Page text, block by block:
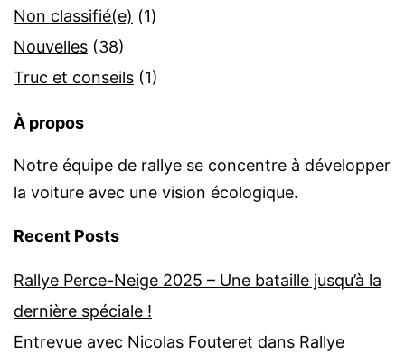
Non classifié(e) (1)
Nouvelles (38)
Truc et conseils (1)
À propos
Notre équipe de rallye se concentre à développer
la voiture avec une vision écologique.
Recent Posts
Rallye Perce-Neige 2025 – Une bataille jusqu’à la
dernière spéciale !
Entrevue avec Nicolas Fouteret dans Rallye